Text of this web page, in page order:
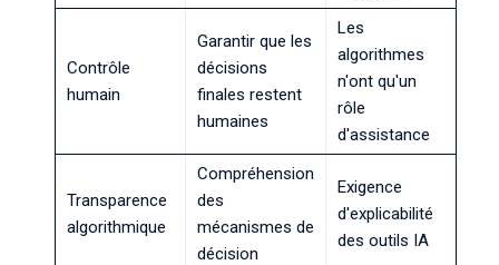
Contrôle
humain
Garantir que les
décisions
finales restent
humaines
Les
algorithmes
n'ont qu'un
rôle
d'assistance
Transparence
algorithmique
Compréhension
des
mécanismes de
décision
Exigence
d'explicabilité
des outils IA